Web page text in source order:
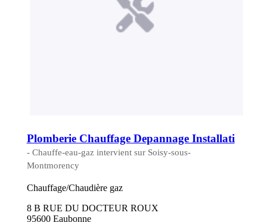
Plomberie Chauffage Depannage Installati
- Chauffe-eau-gaz intervient sur Soisy-sous-
Montmorency
Chauffage/Chaudière gaz
8 B RUE DU DOCTEUR ROUX
95600 Eaubonne